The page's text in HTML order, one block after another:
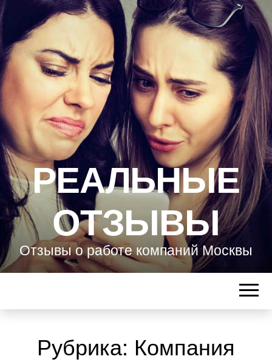
РЕАЛЬНЫЕ
ОТЗЫВЫ
Отзывы о работе компаний Москвы
Рубрика: Компания